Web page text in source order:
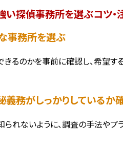
探偵事務所を選ぶコツ・
事務所を選ぶ
るのかを事前に確認し、希望す
務がしっかりしているか
れないように、調査の手法やプ